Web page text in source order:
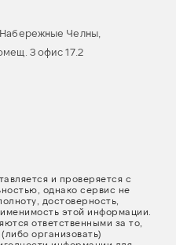
Набережные Челны,
3 офис 17.2
и проверяется с
однако сервис не
достоверность,
этой информации.
ответственными за то,
организовать)